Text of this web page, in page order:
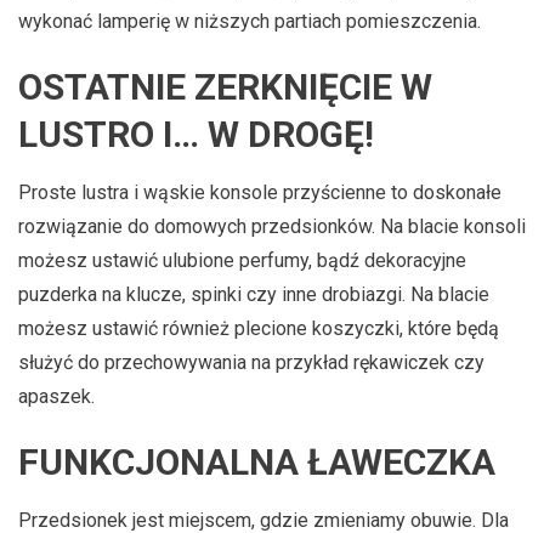
wykonać lamperię w niższych partiach pomieszczenia.
OSTATNIE ZERKNIĘCIE W
LUSTRO I… W DROGĘ!
Proste lustra i wąskie konsole przyścienne to doskonałe
rozwiązanie do domowych przedsionków. Na blacie konsoli
możesz ustawić ulubione perfumy, bądź dekoracyjne
puzderka na klucze, spinki czy inne drobiazgi. Na blacie
możesz ustawić również plecione koszyczki, które będą
służyć do przechowywania na przykład rękawiczek czy
apaszek.
FUNKCJONALNA ŁAWECZKA
Przedsionek jest miejscem, gdzie zmieniamy obuwie. Dla